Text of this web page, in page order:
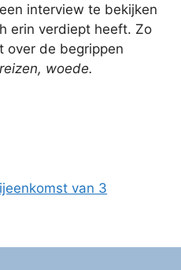
interview te bekijken
erin verdiept heeft. Zo
over de begrippen
woede.
van 3